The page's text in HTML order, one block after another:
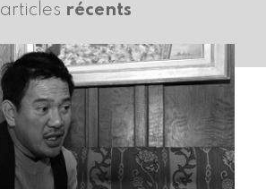
articles récents